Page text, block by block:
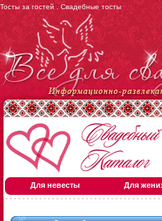
Тосты за гостей . Свадебные тосты
Для невесты Для